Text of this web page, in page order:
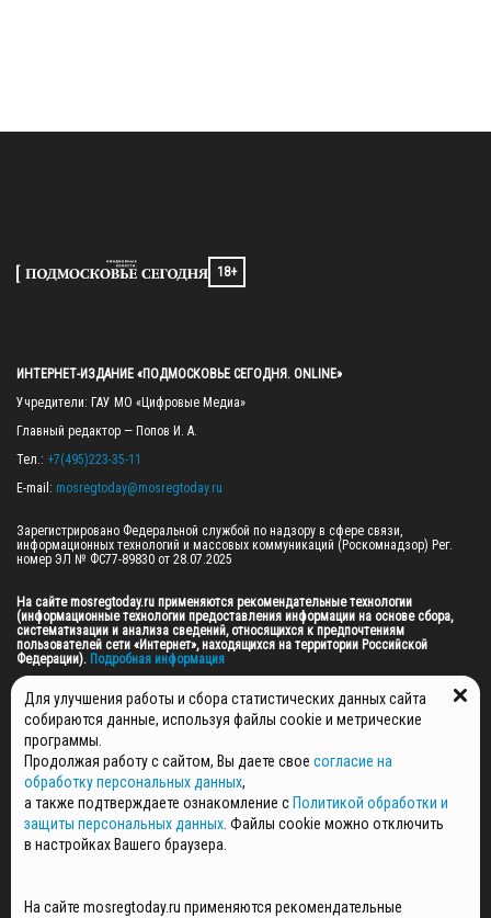
18+
ИНТЕРНЕТ-ИЗДАНИЕ «ПОДМОСКОВЬЕ СЕГОДНЯ. ONLINE»
Учредители: ГАУ МО «Цифровые Медиа»
Главный редактор — Попов И. А.
Тел.: +7(495)223-35-11
E-mail: mosregtoday@mosregtoday.ru
Зарегистрировано Федеральной службой по надзору в сфере связи,
информационных технологий и массовых коммуникаций (Роскомнадзор) Рег.
номер ЭЛ № ФС77-89830 от 28.07.2025
На сайте mosregtoday.ru применяются рекомендательные технологии
(информационные технологии предоставления информации на основе сбора,
систематизации и анализа сведений, относящихся к предпочтениям
пользователей сети «Интернет», находящихся на территории Российской
Федерации). Подробная информация
© 2026 ПРАВА НА ВСЕ МАТЕРИАЛЫ САЙТА ПРИНАДЛЕЖАТ ГАУ МО "ЦИФРОВЫЕ
МЕДИА" (ОГРН: 1255000059467).
ПОЛИТИКА ОБРАБОТКИ И ЗАЩИТЫ ПЕРСОНАЛЬНЫХ ДАННЫХ
НОВОСТИ
ГАЗЕТЫ
РЕКЛАМОДАТЕЛЯМ
СПЕЦПРОЕКТЫ
Для улучшения работы и сбора статистических данных сайта
собираются данные, используя файлы cookie и метрические
программы.
Продолжая работу с сайтом, Вы даете свое согласие на
обработку персональных данных,
а также подтверждаете ознакомление с Политикой обработки и
защиты персональных данных . Файлы cookie можно отключить
в настройках Вашего браузера.
На сайте mosregtoday.ru применяются рекомендательные